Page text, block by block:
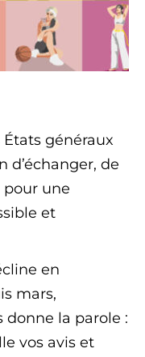
États généraux
d’échanger, de
pour une
et
en
mars,
donne la parole :
vos avis et